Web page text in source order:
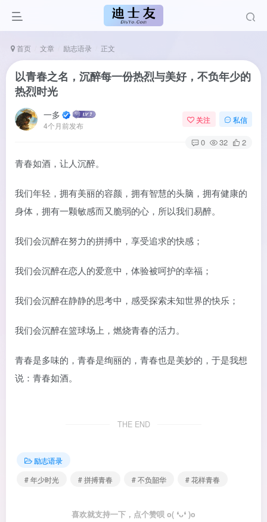
首页 文章 励志语录 正文
以青春之名，沉醉每一份热烈与美好，不负年少的
热烈时光
一多
4个月前发布
关注 私信
0 32 2
青春如酒，让人沉醉。
我们年轻，拥有美丽的容颜，拥有智慧的头脑，拥有健康的
身体，拥有一颗敏感而又脆弱的心，所以我们易醉。
我们会沉醉在努力的拼搏中，享受追求的快感；
我们会沉醉在恋人的爱意中，体验被呵护的幸福；
我们会沉醉在静静的思考中，感受探索未知世界的快乐；
我们会沉醉在篮球场上，燃烧青春的活力。
青春是多味的，青春是绚丽的，青春也是美妙的，于是我想
说：青春如酒。
THE END
励志语录
# 年少时光
# 拼搏青春 # 不负韶华 # 花样青春
喜欢就支持一下，点个赞呗 o( ❛ᴗ❛ )o